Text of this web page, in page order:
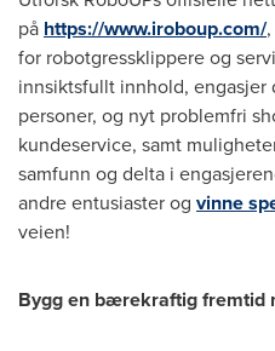
på https://www.iroboup.com/
for robotgressklippere og
innsiktsfullt innhold,
personer, og nyt problemfri
kundeservice, samt
samfunn og delta i
andre entusiaster og vinne
veien!
Bygg en bærekraftig fremtid